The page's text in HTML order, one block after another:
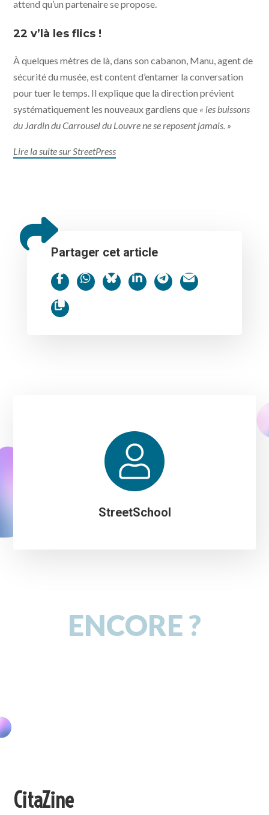
attend qu’un partenaire se propose.
22 v’là les flics !
À quelques mètres de là, dans son cabanon, Manu, agent de
sécurité du musée, est content d’entamer la conversation
pour tuer le temps. Il explique que la direction prévient
systématiquement les nouveaux gardiens que « les buissons
du Jardin du Carrousel du Louvre ne se reposent jamais. »
Lire la suite sur StreetPress
Partager cet article
StreetSchool
ENCORE ?
CitaZine